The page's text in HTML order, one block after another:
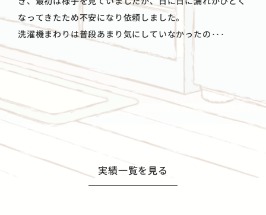
なってきたため不安になり依頼しました。
洗濯機まわりは普段あまり気にしていなかったの･･･
実績一覧を見る